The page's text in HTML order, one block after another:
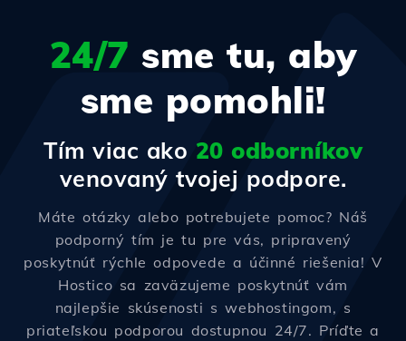
24/7 sme tu, aby
sme pomohli!
Tím viac ako 20 odborníkov
venovaný tvojej podpore.
Máte otázky alebo potrebujete pomoc? Náš
podporný tím je tu pre vás, pripravený
poskytnúť rýchle odpovede a účinné riešenia! V
Hostico sa zaväzujeme poskytnúť vám
najlepšie skúsenosti s webhostingom, s
priateľskou podporou dostupnou 24/7. Príďte a